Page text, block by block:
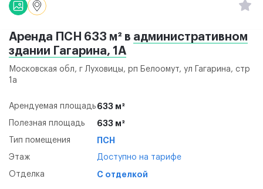
Аренда ПСН 633 м² в административном
здании Гагарина, 1А
Московская обл, г Луховицы, рп Белоомут, ул Гагарина, стр
1а
Арендуемая площадь 633 м²
Полезная площадь 633 м²
Тип помещения ПСН
Этаж Доступно на тарифе
Отделка С отделкой